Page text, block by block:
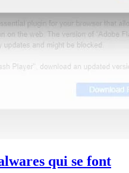
qui se font